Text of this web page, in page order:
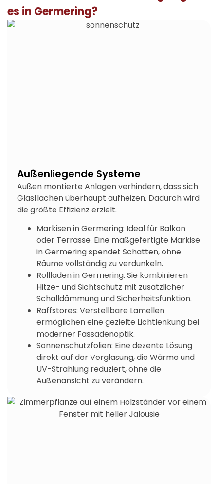
es in Germering?
Außenliegende Systeme
Außen montierte Anlagen verhindern, dass sich
Glasflächen überhaupt aufheizen. Dadurch wird
die größte Effizienz erzielt.
Markisen in Germering: Ideal für Balkon
oder Terrasse. Eine maßgefertigte Markise
in Germering spendet Schatten, ohne
Räume vollständig zu verdunkeln.
Rollladen in Germering: Sie kombinieren
Hitze- und Sichtschutz mit zusätzlicher
Schalldämmung und Sicherheitsfunktion.
Raffstores: Verstellbare Lamellen
ermöglichen eine gezielte Lichtlenkung bei
moderner Fassadenoptik.
Sonnenschutzfolien: Eine dezente Lösung
direkt auf der Verglasung, die Wärme und
UV-Strahlung reduziert, ohne die
Außenansicht zu verändern.